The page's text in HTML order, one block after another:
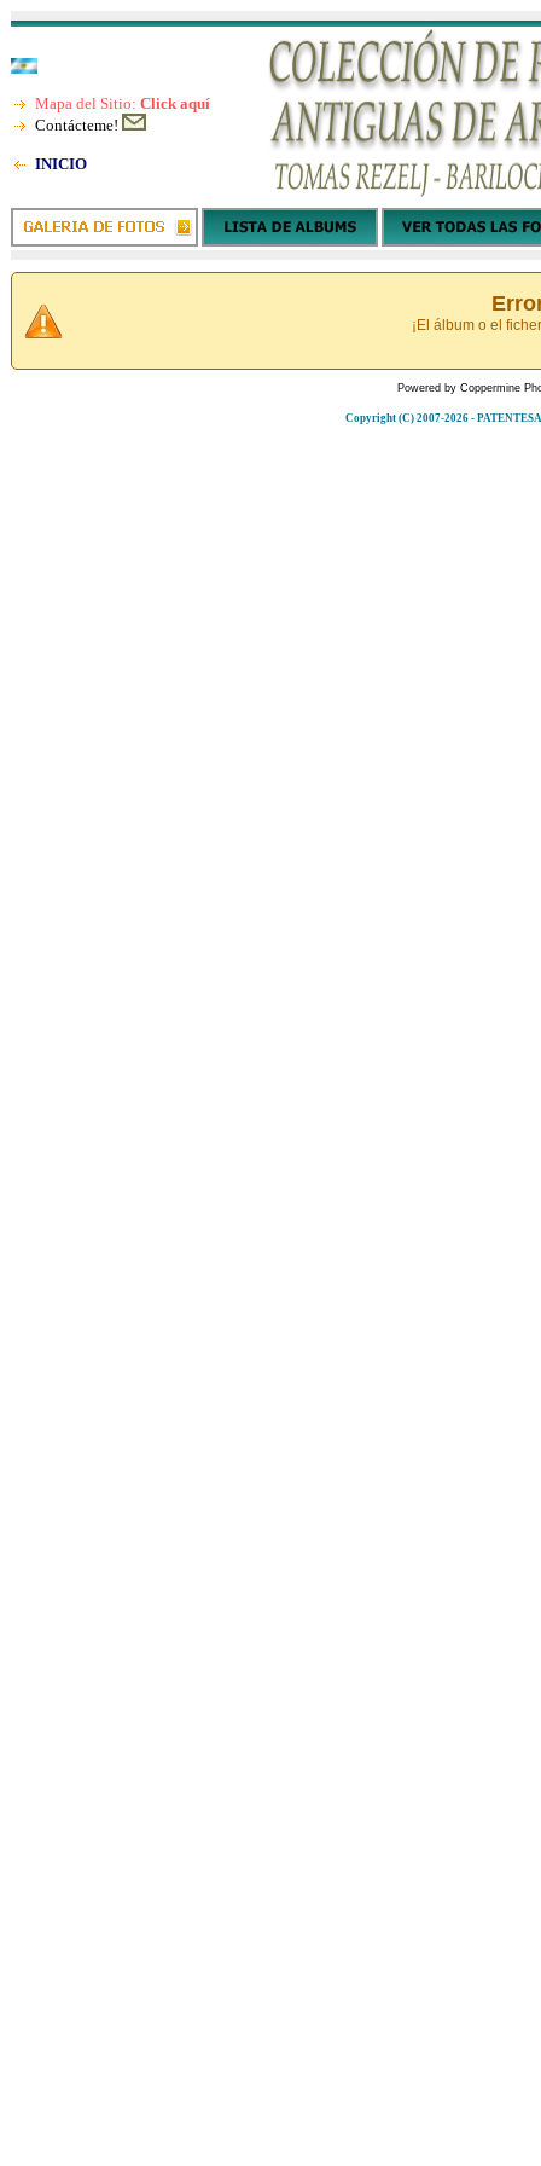
Mapa del Sitio: Click aquí
Contácteme!
INICIO
¡El álbum o el
Powered by Coppermine
Copyright (C) 2007-2026 -